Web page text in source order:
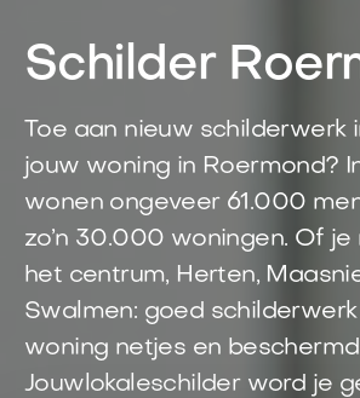
Schilder
Toe aan nieuw schilderwerk
jouw woning in Roermond?
wonen ongeveer 61.000
zo’n 30.000 woningen. Of je
het centrum, Herten,
Swalmen: goed
woning netjes en
Jouwlokaleschilder word je